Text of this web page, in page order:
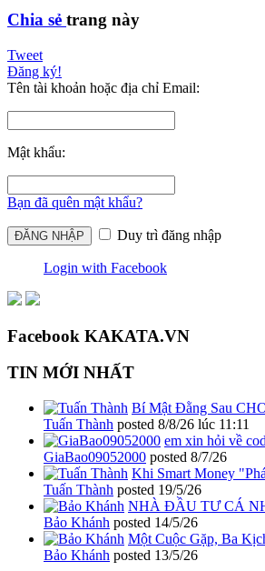
Chia sẻ trang này
Tweet
Đăng ký!
Tên tài khoản hoặc địa chỉ Email:
Mật khẩu:
Bạn đã quên mật khẩu?
Duy trì đăng nhập
Login with Facebook
Facebook KAKATA.VN
TIN MỚI NHẤT
Bí Mật Đằng Sau
Tuấn Thành posted 8/8/26 lúc 11:11
em xin hỏi về
GiaBao09052000 posted 8/7/26
Khi Smart Money
Tuấn Thành posted 19/5/26
NHÀ ĐẦU TƯ CÁ
Bảo Khánh posted 14/5/26
Một Cuộc Gặp, Ba
Bảo Khánh posted 13/5/26